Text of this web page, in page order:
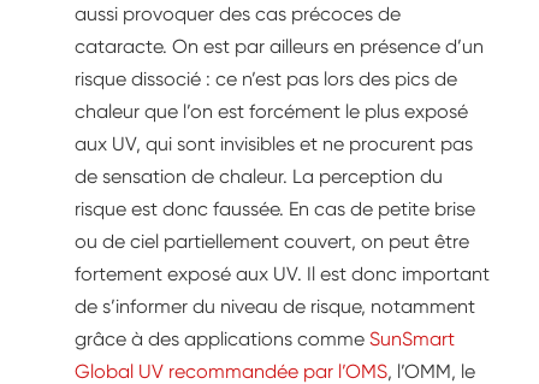
aussi provoquer des cas précoces de
cataracte. On est par ailleurs en présence d’un
risque dissocié : ce n’est pas lors des pics de
chaleur que l’on est forcément le plus exposé
aux UV, qui sont invisibles et ne procurent pas
de sensation de chaleur. La perception du
risque est donc faussée. En cas de petite brise
ou de ciel partiellement couvert, on peut être
fortement exposé aux UV. Il est donc important
de s’informer du niveau de risque, notamment
grâce à des applications comme SunSmart
Global UV recommandée par l’OMS, l’OMM, le